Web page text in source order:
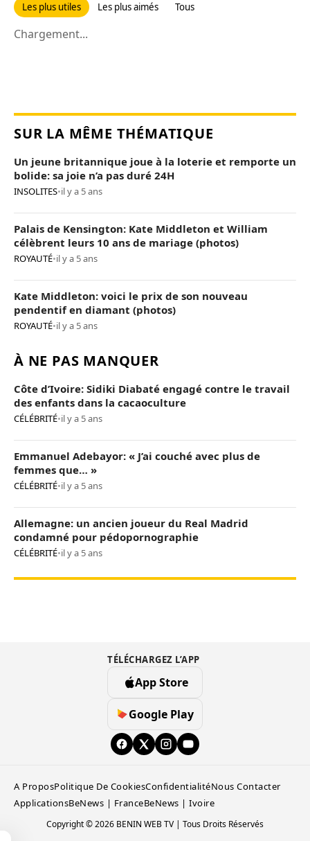
Les plus utiles Les plus aimés Tous
Chargement...
SUR LA MÊME THÉMATIQUE
Un jeune britannique joue à la loterie et remporte un
bolide: sa joie n’a pas duré 24H
INSOLITES•il y a 5 ans
Palais de Kensington: Kate Middleton et William
célèbrent leurs 10 ans de mariage (photos)
ROYAUTÉ•il y a 5 ans
Kate Middleton: voici le prix de son nouveau
pendentif en diamant (photos)
ROYAUTÉ•il y a 5 ans
À NE PAS MANQUER
Côte d’Ivoire: Sidiki Diabaté engagé contre le travail
des enfants dans la cacaoculture
CÉLÉBRITÉ•il y a 5 ans
Emmanuel Adebayor: « J’ai couché avec plus de
femmes que… »
CÉLÉBRITÉ•il y a 5 ans
Allemagne: un ancien joueur du Real Madrid
condamné pour pédopornographie
CÉLÉBRITÉ•il y a 5 ans
TÉLÉCHARGEZ L’APP
App Store
Google Play
A ProposPolitique De CookiesConfidentialitéNous Contacter
ApplicationsBeNews | FranceBeNews | Ivoire
Copyright © 2026 BENIN WEB TV | Tous Droits Réservés